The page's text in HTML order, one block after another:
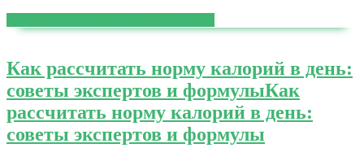
Как рассчитать норму калорий в день:
советы экспертов и формулыКак
рассчитать норму калорий в день:
советы экспертов и формулы